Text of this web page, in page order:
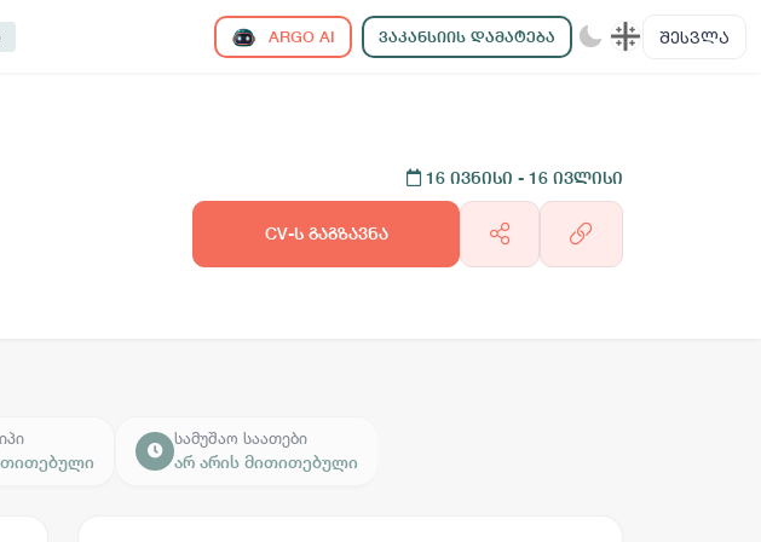
ARGO AI ᲕᲐᲙᲐᲜᲡᲘᲘᲡ ᲓᲐᲛᲐᲢᲔᲑᲐ ᲨᲔᲡᲕᲚᲐ
16 ივნისი - 16 ივლისი
CV-ს გაგზავნა
სამუშაო საათები
არ არის მითითებული